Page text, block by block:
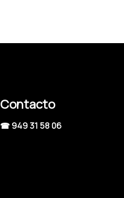
Contacto
☎ 949 31 58 06